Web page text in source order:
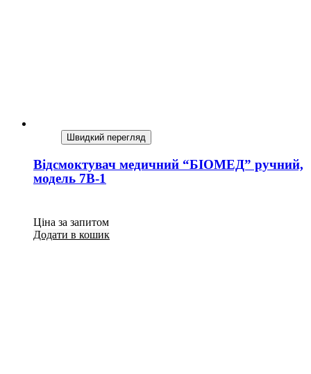
Швидкий перегляд
Відсмоктувач медичний “БІОМЕД” ручний,
модель 7В-1
Ціна за запитом
Додати в кошик